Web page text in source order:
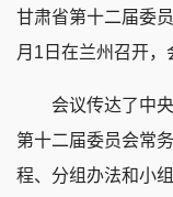
甘肃省第十二届委
月1日在兰州召开，
会议传达了中央
第十二届委员会常
程、分组办法和小